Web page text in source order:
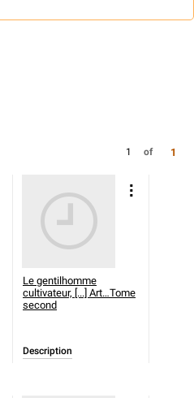
1 of 1
Le gentilhomme
cultivateur, [...] Art…Tome
second
Description